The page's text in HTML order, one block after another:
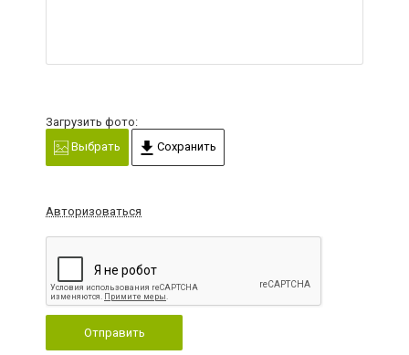
Загрузить фото:
Выбрать
Сохранить
Авторизоваться
Отправить